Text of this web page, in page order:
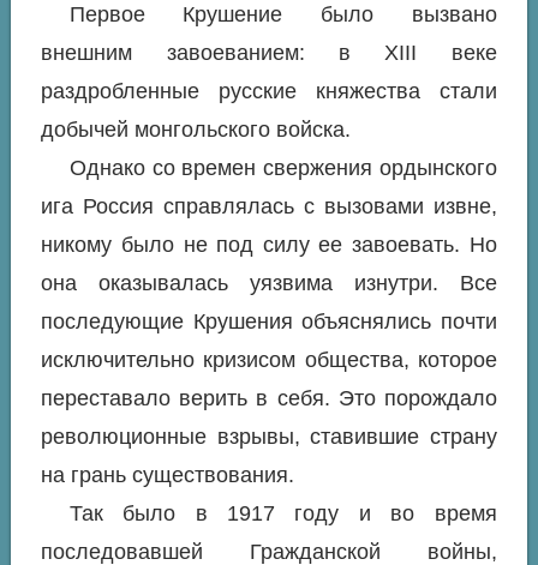
Первое Крушение было вызвано
внешним завоеванием: в XIII веке
раздробленные русские княжества стали
добычей монгольского войска.
Однако со времен свержения ордынского
ига Россия справлялась с вызовами извне,
никому было не под силу ее завоевать. Но
она оказывалась уязвима изнутри. Все
последующие Крушения объяснялись почти
исключительно кризисом общества, которое
переставало верить в себя. Это порождало
революционные взрывы, ставившие страну
на грань существования.
Так было в 1917 году и во время
последовавшей Гражданской войны,